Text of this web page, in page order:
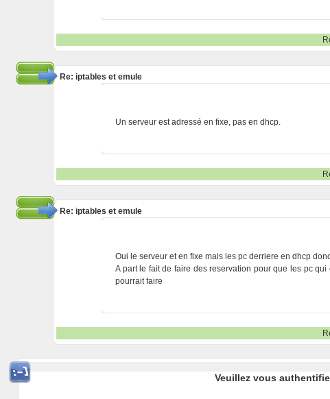
Re: iptables et emule
Un serveur est adressé en fixe, pas en dhcp.
Re: iptables et emule
Oui le serveur et en fixe mais les pc derriere en dhcp
A part le fait de faire des reservation pour que les pc
pourrait faire
Veuillez vous